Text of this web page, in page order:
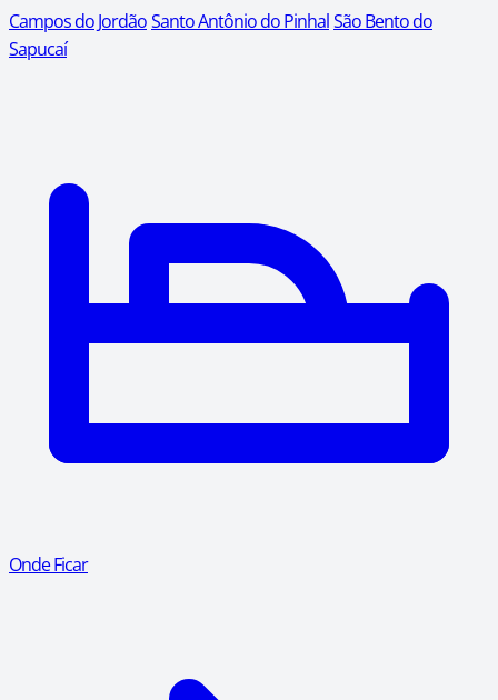
Campos do JordãoSanto Antônio do PinhalSão Bento do
Sapucaí
Onde Ficar